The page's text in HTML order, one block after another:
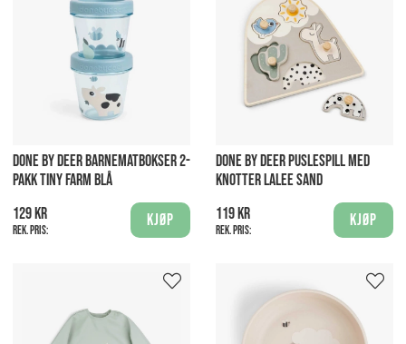
DONE BY DEER BARNEMATBOKSER 2-
PAKK TINY FARM BLÅ
129 kr
Rek. pris:
Kjøp
DONE BY DEER PUSLESPILL MED
KNOTTER LALEE SAND
119 kr
Rek. pris:
Kjøp